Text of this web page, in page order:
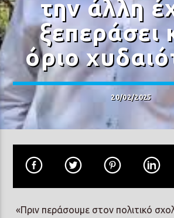
Prisma Radio 90,2
την άλλη
ξεπεράσει
όριο
20/02/2025
«Πριν περάσουμε στον πολιτικό